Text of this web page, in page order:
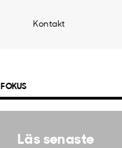
Kontakt
I FOKUS
Läs senaste